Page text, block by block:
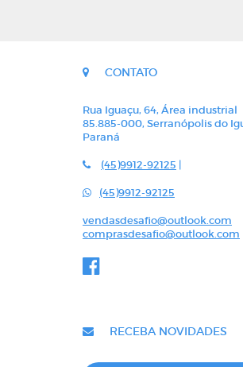
CONTATO
Rua Iguaçu, 64, Área industrial
85.885-000, Serranópolis do
Paraná
(45)9912-92125 |
(45)9912-92125
vendasdesafio@outlook.com
comprasdesafio@outlook.com
RECEBA NOVIDADES